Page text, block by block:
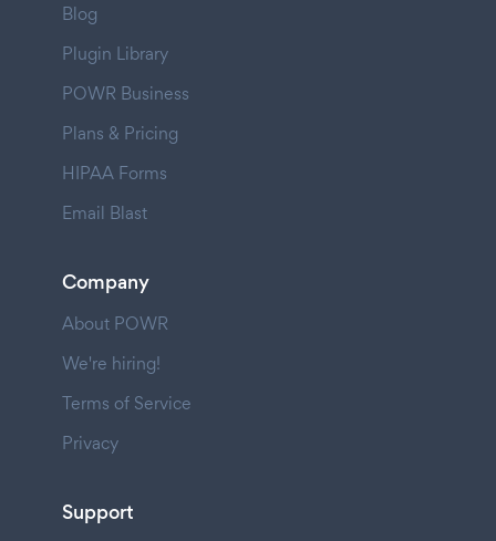
Blog
Plugin Library
POWR Business
Plans & Pricing
HIPAA Forms
Email Blast
Company
About POWR
We're hiring!
Terms of Service
Privacy
Support